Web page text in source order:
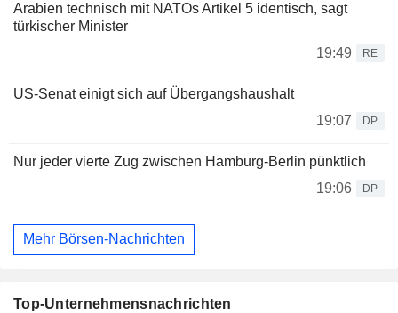
Arabien technisch mit NATOs Artikel 5 identisch, sagt
türkischer Minister
19:49
RE
US-Senat einigt sich auf Übergangshaushalt
19:07
DP
Nur jeder vierte Zug zwischen Hamburg-Berlin pünktlich
19:06
DP
Mehr Börsen-Nachrichten
Top-Unternehmensnachrichten